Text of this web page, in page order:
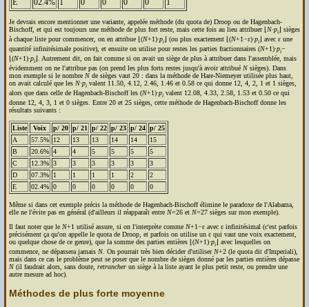
E 02.4% 1 0 0 0 0 1
Je devrais encore mentionner une variante, appelée méthode (du quota de) Droop ou de Hagenbach-
Bischoff, et qui est toujours une méthode de plus fort reste, mais cette fois au lieu attribuer ⌊ N·pi⌋ sièges
à chaque liste pour commencer, on en attribue ⌊(N+1)·pi⌋ (ou plus exactement ⌊(N+1−ε)·pi⌋ avec ε une
quantité infinitésimale positive), et ensuite on utilise pour restes les parties fractionnaires (N+1)·pi−
⌊(N+1)·pi⌋. Autrement dit, on fait comme si on avait un siège de plus à attribuer dans l'assemblée, mais
évidemment on ne l'attribue pas (on prend les plus forts restes jusqu'à avoir attribué Nsièges). Dans
mon exemple si le nombre Nde sièges vaut 20 : dans la méthode de Hare-Niemeyer utilisée plus haut,
on avait calculé que les N·pivalent 11.50, 4.12, 2.46, 1.46 et 0.58 ce qui donne 12, 4, 2, 1 et 1 sièges,
alors que dans celle de Hagenbach-Bischoff les (N+1)·pivalent 12.08, 4.33, 2.58, 1.53 et 0.50 ce qui
donne 12, 4, 3, 1 et 0 sièges. Entre 20 et 25 sièges, cette méthode de Hagenbach-Bischoff donne les
résultats suivants :
Liste Voix p/ 20 p/ 21 p/ 22 p/ 23 p/ 24 p/ 25
A
57.5% 12 13 13 14 14
15
B
20.6% 4 4 5 5 5
5
C
12.3% 3 3 3 3 3
3
D
07.3% 1 1 1 1 2
2
E
02.4% 0 0 0 0 0 0
Même si dans cet exemple précis la méthode de Hagenbach-Bischoff élimine le paradoxe de l'Alabama,
elle ne l'évite pas en général (d'ailleurs il réapparaît entre N=26 et N=27 sièges sur mon exemple).
Il faut noter que le N+1 utilisé assure, si on l'interprète comme N+1−ε avec ε infinitésimal (c'est parfois
précisément ça qu'on appelle le quota de Droop, et parfois on utilise un ε qui vaut une voix exactement,
ou quelque chose de ce genre), que la somme des parties entières ⌊(N+1)·pi⌋ avec lesquelles on
commence, ne dépassera jamais N. On pourrait très bien décider d'utiliser N+2 (le quota dit d'Imperiali),
mais dans ce cas le problème peut se poser que le nombre de sièges donné par les parties entières dépasse
N(il faudrait alors, sans doute, retrancherun siège à la liste ayant le plus petit reste, ou prendre une
autre mesure ad hoc).
Méthodes de plus forte moyenne